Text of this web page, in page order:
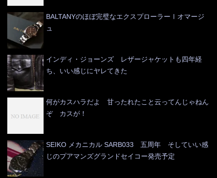
BALTANYのほぼ完璧なエクスプローラーⅠオマージ
ュ
インディ・ジョーンズ レザージャケットも四年経
ち、いい感じにヤレてきた
何がカスハラだよ 甘ったれたこと云ってんじゃねん
ぞ カスが！
SEIKO メカニカル SARB033 五周年 そしていい感
じのプアマンズグランドセイコー発売予定